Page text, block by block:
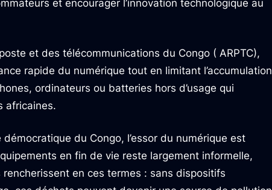
et encourager l’innovation technologique au
et des télécommunications du Congo ( ARPTC),
rapide du numérique tout en limitant l’accumulation
ordinateurs ou batteries hors d’usage qui
africaines.
du Congo, l’essor du numérique est
en fin de vie reste largement informelle,
en ces termes : sans dispositifs